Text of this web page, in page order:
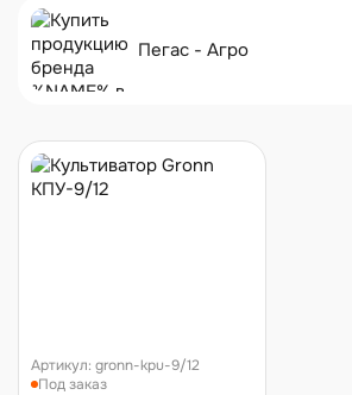
Пегас - Агро
Артикул: gronn-kpu-9/12
Под заказ